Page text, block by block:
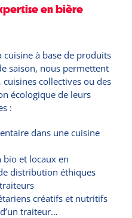
en bière
à base de produits
saison, nous permettent
cuisines collectives ou des
écologique de leurs
:
dans une cuisine
bio et locaux en
distribution éthiques
créatifs et nutritifs
traiteur…